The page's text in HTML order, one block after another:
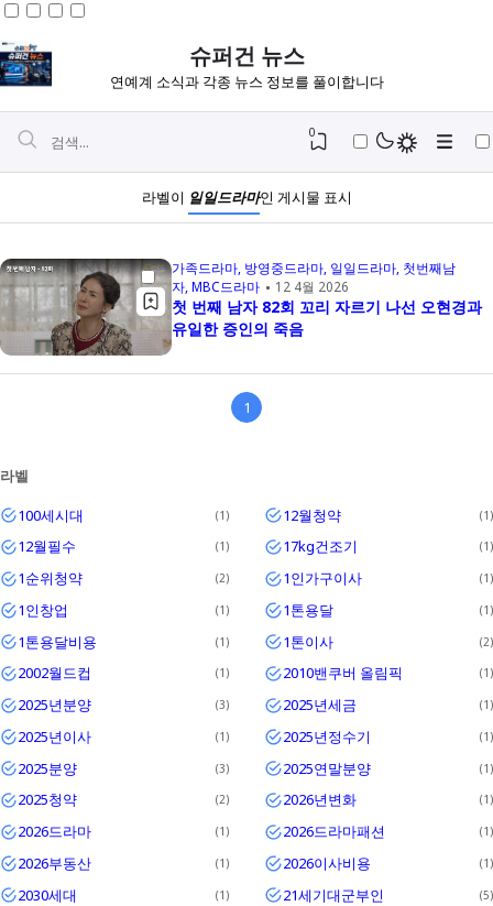
슈퍼건 뉴스
연예계 소식과 각종 뉴스 정보를 풀이합니다
Textrim
0
라벨이 일일드라마인 게시물 표시
가족드라마 방영중드라마 일일드라마 첫번째남
자 MBC드라마 12 4월 2026
첫 번째 남자 82회 꼬리 자르기 나선 오현경과
유일한 증인의 죽음
1
라벨
100세시대
1 12월청약 1
12월필수 1 17kg건조기 1
1순위청약 2 1인가구이사 1
1인창업 1 1톤용달 1
1톤용달비용 1 1톤이사 2
2002월드컵 1 2010밴쿠버 올림픽 1
2025년분양 3 2025년세금 1
2025년이사 1 2025년정수기 1
2025분양 3 2025연말분양 1
2025청약 2 2026년변화 1
2026드라마 1 2026드라마패션 1
2026부동산 1 2026이사비용 1
2030세대 1 21세기대군부인 5